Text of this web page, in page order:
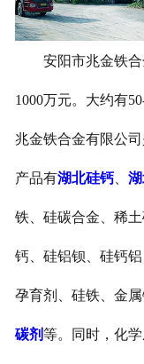
安阳市兆金铁合
1000万元。大约有
兆金铁合金有限公
产品有湖北硅钙、
铁、硅碳合金、稀
钙、硅铝钡、硅钙铝
孕育剂、硅铁、金
碳剂等。同时，化